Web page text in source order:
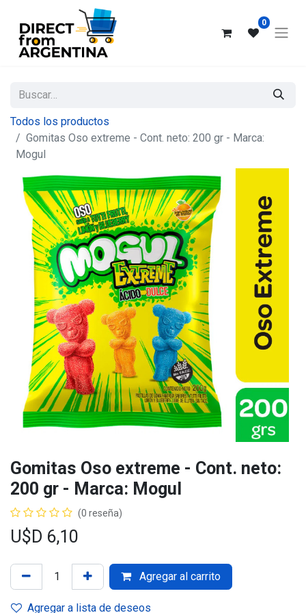
0
Todos los productos
Gomitas Oso extreme - Cont. neto: 200 gr - Marca:
Mogul
Gomitas Oso extreme - Cont. neto:
200 gr - Marca: Mogul
(0 reseña)
U$D 6,10
Agregar al carrito
Agregar a lista de deseos